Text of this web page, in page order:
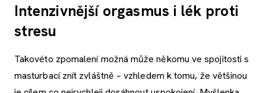
Intenzivnější orgasmus i lék proti
stresu
Takovéto zpomalení možná může někomu ve spojitosti s
masturbací znít zvláštně – vzhledem k tomu, že většinou